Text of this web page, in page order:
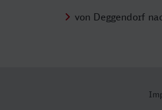
von Deggendorf